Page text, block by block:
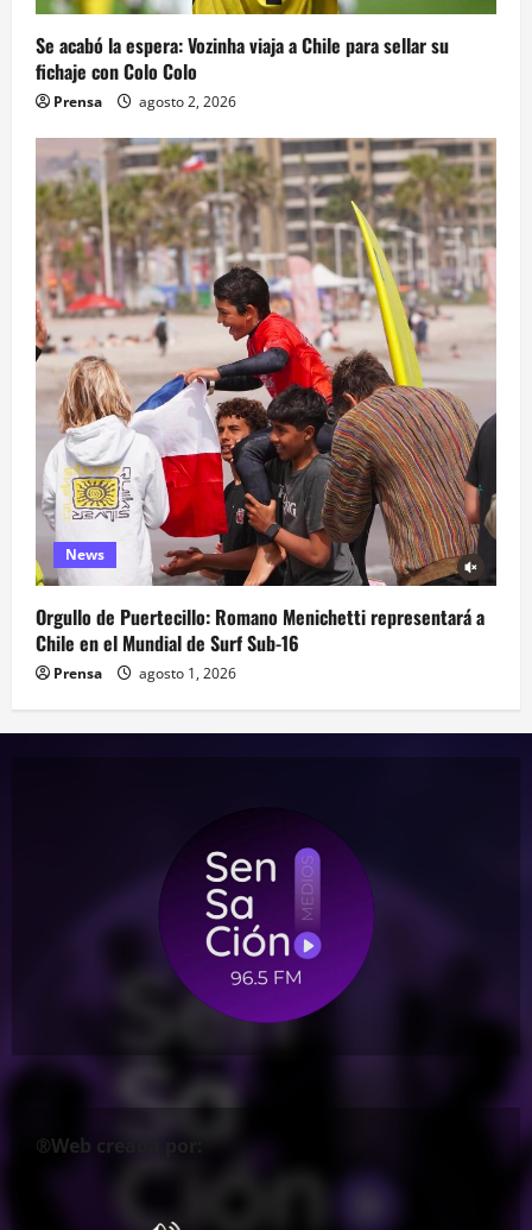
Se acabó la espera: Vozinha viaja a Chile para sellar su
fichaje con Colo Colo
Prensa agosto 2, 2026
News
Orgullo de Puertecillo: Romano Menichetti representará a
Chile en el Mundial de Surf Sub-16
Prensa agosto 1, 2026
®Web creada por: